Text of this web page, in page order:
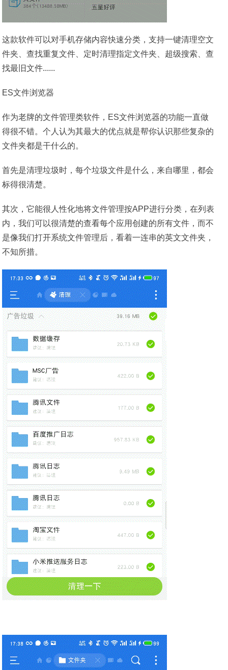
这款软件可以对手机存储内容快速分类，支持一键清理空文
件夹、查找重复文件、定时清理指定文件夹、超级搜索、查
找最旧文件......
ES文件浏览器
作为老牌的文件管理类软件，ES文件浏览器的功能一直做
得很不错。个人认为其最大的优点就是帮你认识那些复杂的
文件夹都是干什么的。
首先是清理垃圾时，每个垃圾文件是什么，来自哪里，都会
标得很清楚。
其次，它能很人性化地将文件管理按APP进行分类，在列表
内，我们可以很清楚的查看每个应用创建的所有文件，而不
是像我们打开系统文件管理后，看着一连串的英文文件夹，
不知所措。